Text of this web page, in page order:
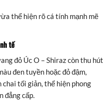
thể hiện rõ cá tính mạnh mẽ
tế
đỏ Úc O – Shiraz còn thu hút
đen tuyền hoặc đỏ đậm,
chai tối giản, thể hiện phong
đẳng cấp.